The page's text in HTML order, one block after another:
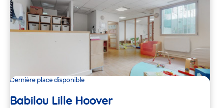
Dernière place disponible
Babilou Lille Hoover